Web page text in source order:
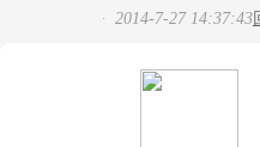
· 2014-7-27 14:37:43